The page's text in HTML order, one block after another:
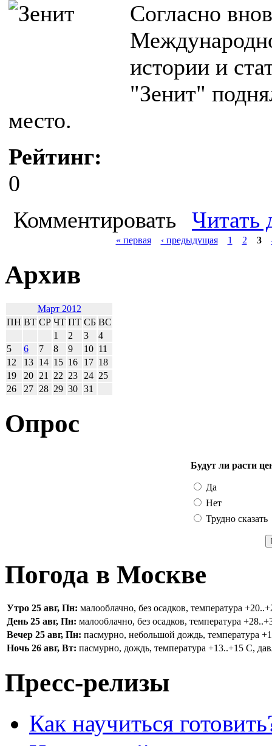
Согласно
истории и
"Зенит"
место.
Рейтинг:
0
Комментировать
Читать
« первая ‹ предыдущая 1 2 3
Архив
Март 2012
ПН ВТ СР ЧТ ПТ СБ ВС
1
2 3
4
5
6 7 8 9 10 11
12
13 14 15 16 17 18
19
20 21 22 23 24 25
26
27 28 29 30 31
Опрос
Будут ли расти
Да
Нет
Трудно сказать
Погода в Москве
Утро 25 авг, Пн: малооблачно, без осадков, температура
День 25 авг, Пн: малооблачно, без осадков, температура
Вечер 25 авг, Пн: пасмурно, небольшой дождь, температура
Ночь 26 авг, Вт: пасмурно, дождь, температура +13..+15 С,
Пресс-релизы
Как научиться